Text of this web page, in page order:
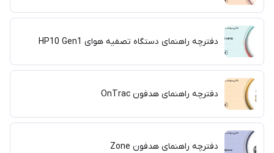
دفترچه راهنمای دستگاه تصفیه هوای HP10 Gen1
دفترچه راهنمای هدفون OnTrac
دفترچه راهنمای هدفون Zone